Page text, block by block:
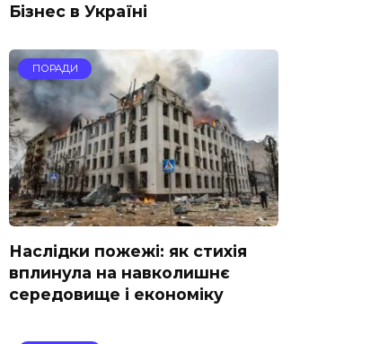
Бізнес в Україні
ПОРАДИ
Наслідки пожежі: як стихія
вплинула на навколишнє
середовище і економіку